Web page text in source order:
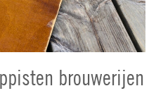
brouwerijen